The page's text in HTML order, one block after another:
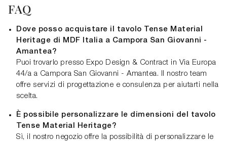
FAQ
Dove posso acquistare il tavolo Tense Material
Heritage di MDF Italia a Campora San Giovanni -
Amantea?
Puoi trovarlo presso Expo Design & Contract in Via Europa
44/a a Campora San Giovanni - Amantea. Il nostro team
offre servizi di progettazione e consulenza per aiutarti nella
scelta.
È possibile personalizzare le dimensioni del tavolo
Tense Material Heritage?
Sì, il nostro negozio offre la possibilità di personalizzare le